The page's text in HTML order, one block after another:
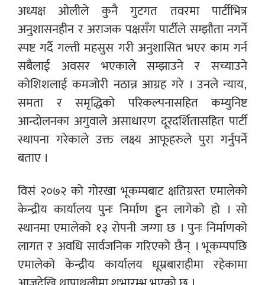
अध्यक्ष ओलीले कुनै गुटगत तवरमा पार्टीभित्र
अनुशासनहीन र अराजक पक्षसँग पार्टीले सम्झौता नगर्ने
स्पष्ट गर्दै गल्ती महसुस गरी अनुशासित भएर काम गर्न
सबैलाई अवसर भएकाले सम्झाउने र सच्याउने
कोशिशलाई कमजोरी नठान्न आग्रह गरे । उनले न्याय,
समता र समृद्धिको परिकल्पनासहित कम्युनिष्ट
आन्दोलनका अगुवाले असाधारण दूरदर्शितासहित पार्टी
स्थापना गरेकाले उक्त लक्ष्य आफूहरुले पुरा गर्नुपर्ने
बताए ।
विसं २०७२ को गोरखा भूकम्पबाट क्षतिग्रस्त एमालेको
केन्द्रीय कार्यालय पुनः निर्माण हुृन लागेको हो । सो
स्थानमा एमालेको १३ रोपनी जग्गा छ । पुनः निर्माणको
लागत र अवधि सार्वजनिक गरिएको छैन् । भूकम्पपछि
एमालेको केन्द्रीय कार्यालय धूम्रबाराहीमा रहेकामा